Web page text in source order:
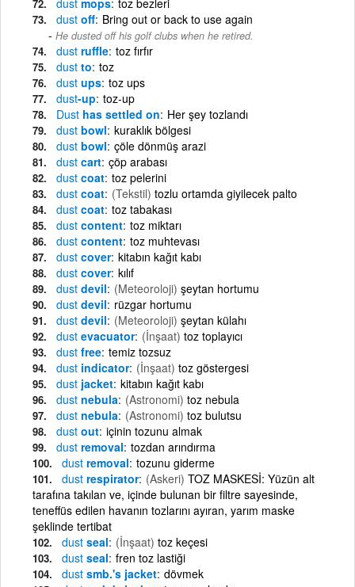
dust off Bring out or back to use again
He dusted off his golf clubs when he retired.
dust ruffle toz fırfır
dust to toz
dust ups toz ups
dust-up toz-up
Dust has settled on Her şey tozlandı
dust bowl kuraklık bölgesi
dust bowl çöle dönmüş arazi
dust cart çöp arabası
dust coat toz pelerini
dust coat (Tekstil) tozlu ortamda giyilecek palto
dust coat toz tabakası
dust content toz miktarı
dust content toz muhtevası
dust cover kitabın kağıt kabı
dust cover kılıf
dust devil (Meteoroloji) şeytan hortumu
dust devil rüzgar hortumu
dust devil (Meteoroloji) şeytan külahı
dust evacuator (İnşaat) toz toplayıcı
dust free temiz tozsuz
dust indicator (İnşaat) toz göstergesi
dust jacket kitabın kağıt kabı
dust nebula (Astronomi) toz nebula
dust nebula (Astronomi) toz bulutsu
dust out içinin tozunu almak
dust removal tozdan arındırma
dust removal tozunu giderme
dust respirator (Askeri) TOZ MASKESİ: Yüzün alt
tarafına takılan ve, içinde bulunan bir filtre sayesinde,
teneffüs edilen havanın tozlarını ayıran, yarım maske
şeklinde tertibat
dust seal (İnşaat) toz keçesi
dust seal fren toz lastiği
dust smb.'s jacket dövmek